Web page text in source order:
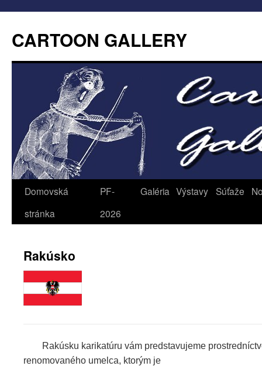
CARTOON GALLERY
Domovská
stránka
PF-
2026
Galéria Výstavy Súťaže
Rakúsko
Rakúsku karikatúru vám predstavujeme
renomovaného umelca, ktorým je